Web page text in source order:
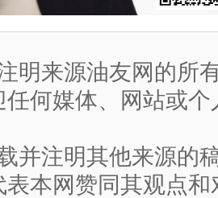
明来源油友网的所
任何媒体、网站或
并注明其他来源的
表本网赞同其观点